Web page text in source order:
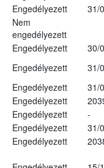
Engedélyezett
31/
Nem
engedélyezett
Engedélyezett
30/
Engedélyezett
31/
Engedélyezett
31/
Engedélyezett
Engedélyezett
-
Engedélyezett
31/
Engedélyezett